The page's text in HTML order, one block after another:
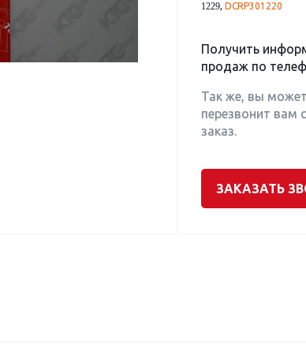
1229, DCRP301220
Получить
продаж по
Так же, вы
перезвонит вам
заказ.
ЗАКАЗАТЬ